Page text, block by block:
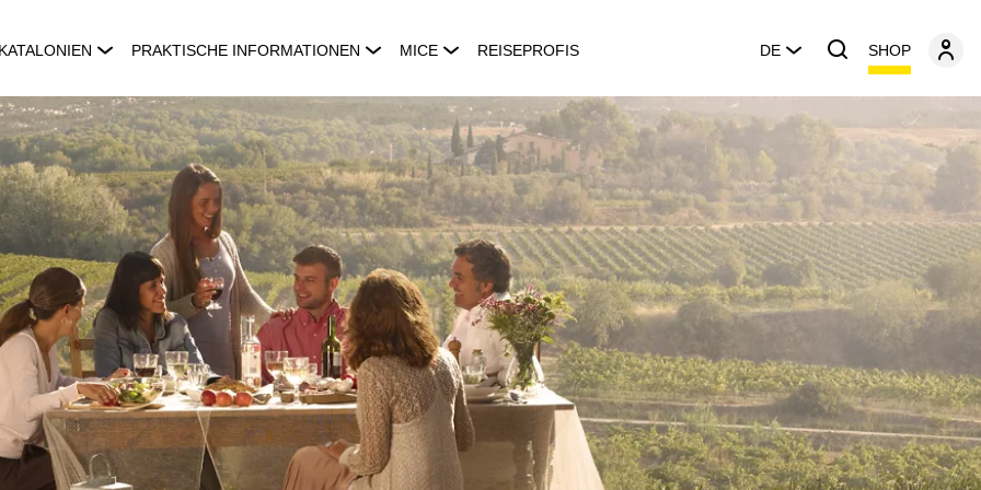
PRAKTISCHE INFORMATIONEN MICE REISEPROFIS DE SHOP